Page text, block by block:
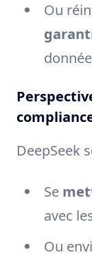
Ou
DeepSeek
Se
avec
Ou